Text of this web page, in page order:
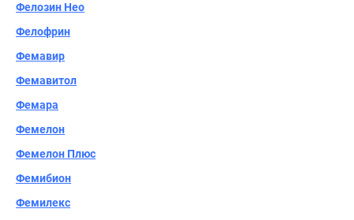
Фелозин Нео
Фелофрин
Фемавир
Фемавитол
Фемара
Фемелон
Фемелон Плюс
Фемибион
Фемилекс